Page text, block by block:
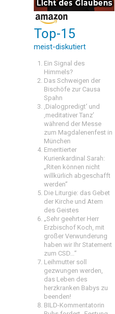
Top-15
meist-diskutiert
Ein Signal des
Himmels?
Das Schweigen der
Bischöfe zur Causa
Spahn
‚Dialogpredigt‘ und
‚meditativer Tanz’
während der Messe
zum Magdalenenfest in
München
Emeritierter
Kurienkardinal Sarah:
„Riten können nicht
willkürlich abgeschafft
werden“
Die Liturgie: das Gebet
der Kirche und Atem
des Geistes
„Sehr geehrter Herr
Erzbischof Koch, mit
großer Verwunderung
haben wir Ihr Statement
zum CSD…“
Leihmutter soll
gezwungen werden,
das Leben des
herzkranken Babys zu
beenden!
BILD-Kommentatorin